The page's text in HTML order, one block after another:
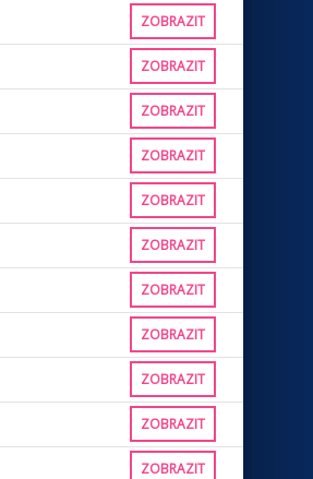
ZOBRAZIT
ZOBRAZIT
ZOBRAZIT
ZOBRAZIT
ZOBRAZIT
ZOBRAZIT
ZOBRAZIT
ZOBRAZIT
ZOBRAZIT
ZOBRAZIT
ZOBRAZIT